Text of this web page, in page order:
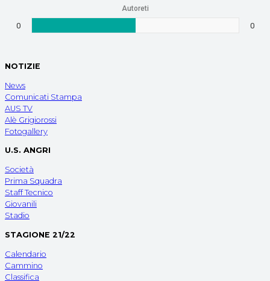
Autoreti
0 0
NOTIZIE
News
Comunicati Stampa
AUS TV
Alè Grigiorossi
Fotogallery
U.S. ANGRI
Società
Prima Squadra
Staff Tecnico
Giovanili
Stadio
STAGIONE 21/22
Calendario
Cammino
Classifica